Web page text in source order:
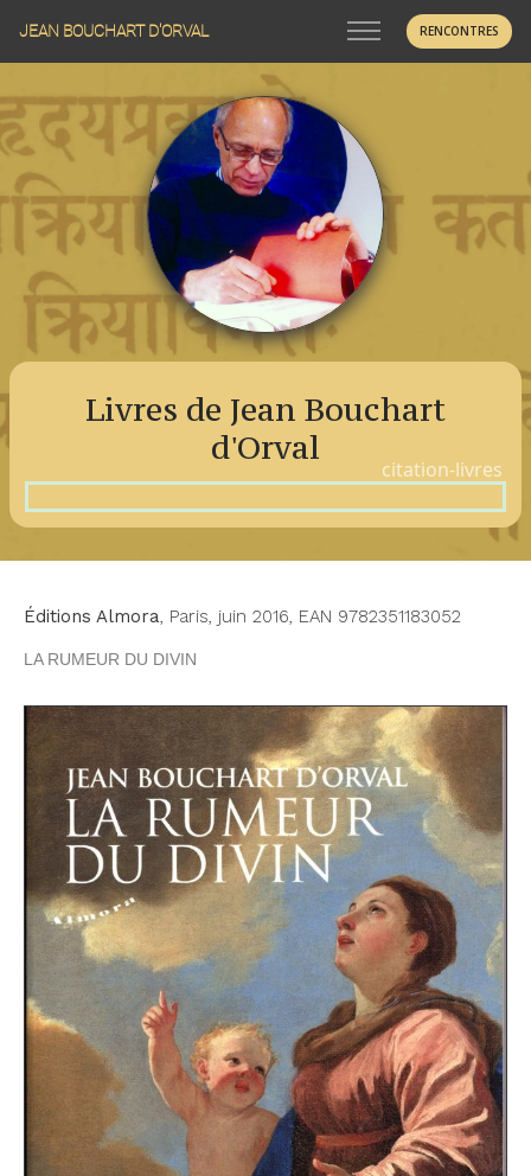
JEAN BOUCHART D'ORVAL RENCONTRES
Livres de Jean Bouchart
d'Orval
Éditions Almora, Paris, juin 2016, EAN 9782351183052
LA RUMEUR DU DIVIN